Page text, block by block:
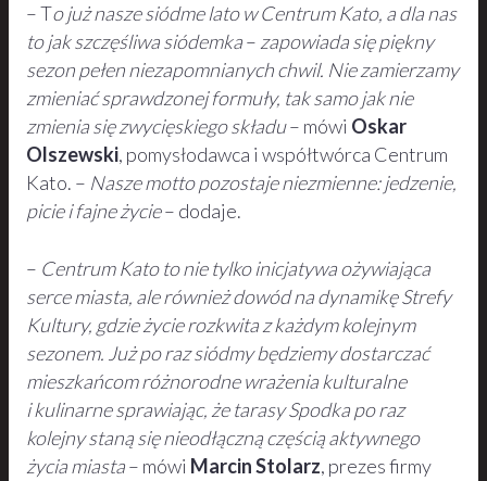
– To już nasze siódme lato w Centrum Kato, a dla nas
to jak szczęśliwa siódemka–zapowiada się piękny
sezon pełen niezapomnianych chwil. Nie zamierzamy
zmieniać sprawdzonej formuły, tak samo jak nie
zmienia się zwycięskiego składu– mówi Oskar
Olszewski, pomysłodawca i współtwórca Centrum
Kato. – Nasze motto pozostaje niezmienne: jedzenie,
picie i fajne życie– dodaje.
– Centrum Kato to nie tylko inicjatywa ożywiająca
serce miasta, ale również dowód na dynamikę Strefy
Kultury, gdzie życie rozkwita z każdym kolejnym
sezonem. Już po raz siódmy będziemy dostarczać
mieszkańcom różnorodne wrażenia kulturalne
i kulinarne sprawiając, że tarasy Spodka po raz
kolejny staną się nieodłączną częścią aktywnego
życia miasta– mówi Marcin Stolarz, prezes firmy